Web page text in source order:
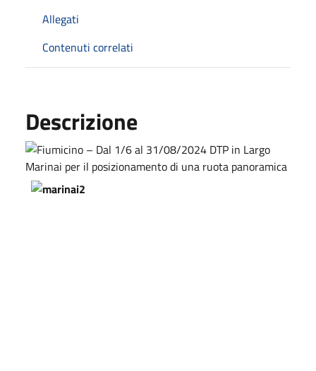
Allegati
Contenuti correlati
Descrizione